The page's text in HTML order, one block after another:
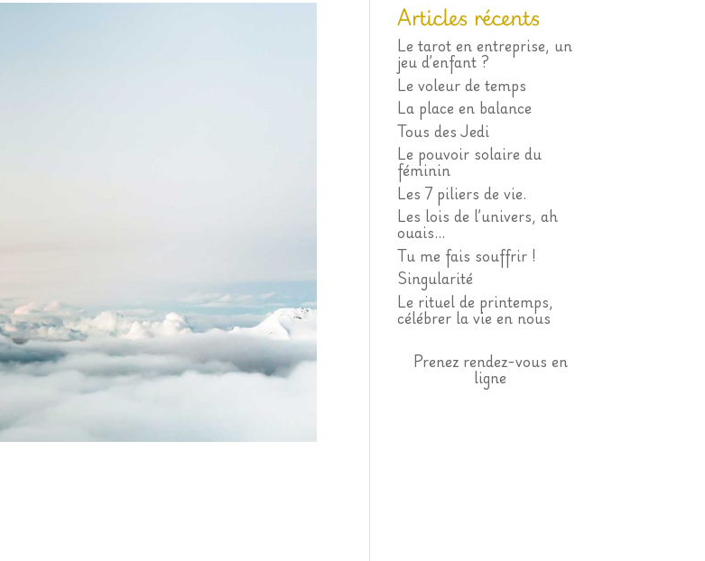
Articles récents
Le tarot en entreprise, un
jeu d’enfant ?
Le voleur de temps
La place en balance
Tous des Jedi
Le pouvoir solaire du
féminin
Les 7 piliers de vie.
Les lois de l’univers, ah
ouais…
Tu me fais souffrir !
Singularité
Le rituel de printemps,
célébrer la vie en nous
Prenez rendez-vous en
ligne